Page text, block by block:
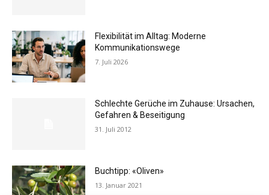
Flexibilität im Alltag: Moderne
Kommunikationswege
7. Juli 2026
Schlechte Gerüche im Zuhause: Ursachen,
Gefahren & Beseitigung
31. Juli 2012
Buchtipp: «Oliven»
13. Januar 2021